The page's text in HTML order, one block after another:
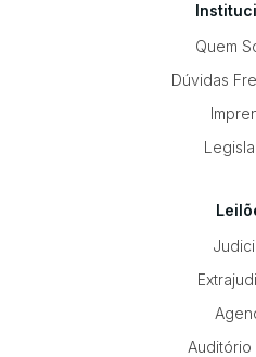
Quem
Dúvidas
Auditório